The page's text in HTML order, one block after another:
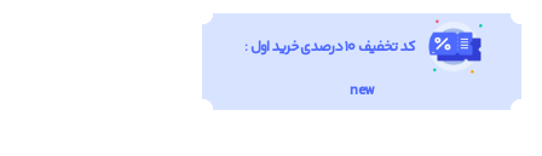
کد تخفیف 10 درصدی خرید اول :
new